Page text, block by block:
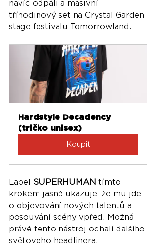
navíc odpálila masivní
tříhodinový set na Crystal Garden
stage festivalu Tomorrowland.
Hardstyle Decadency
(tričko unisex)
Koupit
Label SUPERHUMAN tímto
krokem jasně ukazuje, že mu jde
o objevování nových talentů a
posouvání scény vpřed. Možná
právě tento nástroj odhalí dalšího
světového headlinera.